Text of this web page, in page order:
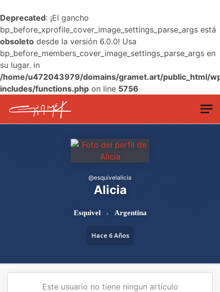
Deprecated: ¡El gancho
bp_before_xprofile_cover_image_settings_parse_args está
obsoleto desde la versión 6.0.0! Usa
bp_before_members_cover_image_settings_parse_args en
su lugar. in
/home/u472043979/domains/gramet.art/public_html/
includes/functions.php on line 5756
Skip to main content
@esquivelalicia
Alicia
Esquivel Argentina
Hace 6 Años
Este usuario no tiene ningun artículo